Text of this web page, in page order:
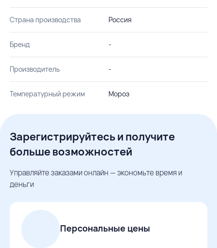
Страна производства Россия
Бренд -
Производитель -
Температурный режим Мороз
Зарегистрируйтесь и получите
больше возможностей
Управляйте заказами онлайн — экономьте время и
деньги
Персональные цены